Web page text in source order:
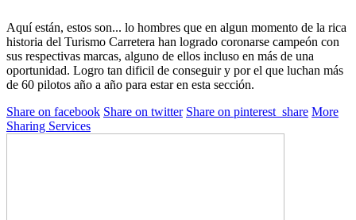
Aquí están, estos son... lo hombres que en algun momento de la rica
historia del Turismo Carretera han logrado coronarse campeón con
sus respectivas marcas, alguno de ellos incluso en más de una
oportunidad. Logro tan dificil de conseguir y por el que luchan más
de 60 pilotos año a año para estar en esta sección.
Share on facebook Share on twitter Share on pinterest_share More
Sharing Services